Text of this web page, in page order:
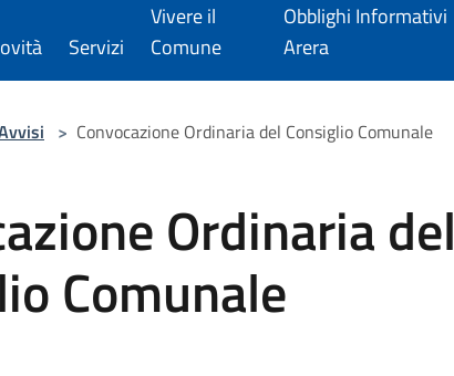
Servizi
Vivere il
Comune
Obblighi Informativi
Arera
> Convocazione Ordinaria del Consiglio Comunale
Ordinaria del
Comunale